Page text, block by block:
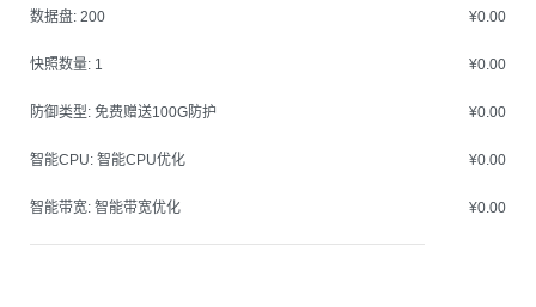
数据盘: 200 ¥0.00
快照数量: 1 ¥0.00
防御类型: 免费赠送100G防护 ¥0.00
智能CPU: 智能CPU优化 ¥0.00
智能带宽: 智能带宽优化 ¥0.00